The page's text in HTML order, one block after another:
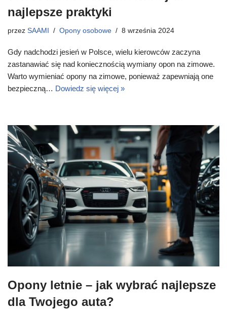
najlepsze praktyki
przez SAAMI Opony osobowe 8 września 2024
Gdy nadchodzi jesień w Polsce, wielu kierowców zaczyna
zastanawiać się nad koniecznością wymiany opon na zimowe.
Warto wymieniać opony na zimowe, ponieważ zapewniają one
bezpieczną… Dowiedz się więcej »
Opony letnie – jak wybrać najlepsze
dla Twojego auta?